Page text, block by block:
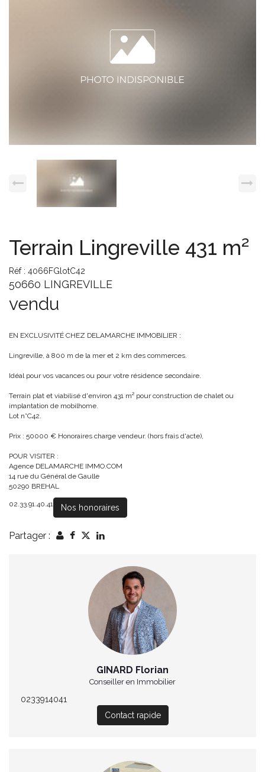
Terrain Lingreville 431 m²
Réf : 4066FGlotC42
50660 LINGREVILLE
vendu
EN EXCLUSIVITÉ CHEZ DELAMARCHE IMMOBILIER :
Lingreville, à 800 m de la mer et 2 km des commerces.
Idéal pour vos vacances ou pour votre résidence secondaire.
Terrain plat et viabilisé d'environ 431 m² pour construction de chalet ou
implantation de mobilhome.
Lot n°C42.
Prix : 50000 € Honoraires charge vendeur. (hors frais d'acte),
POUR VISITER :
Agence DELAMARCHE IMMO.COM
14 rue du Général de Gaulle
50290 BREHAL
02.33.91.40.41 Nos honoraires
Partager :
GINARD Florian
Conseiller en Immobilier
0233914041
Contact rapide